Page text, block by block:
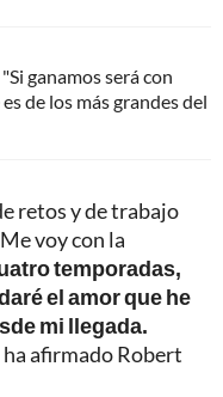
ganamos será con
de los más grandes del
retos y de trabajo
voy con la
temporadas,
el amor que he
mi llegada.
afirmado Robert